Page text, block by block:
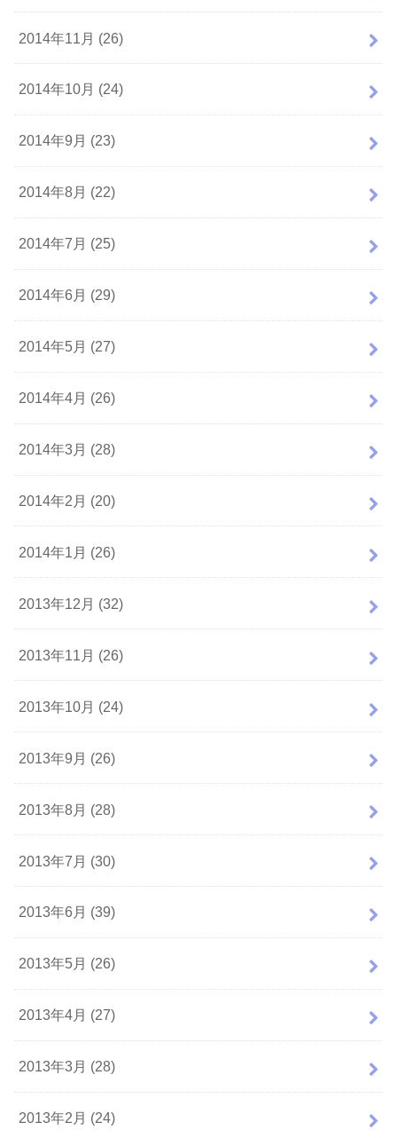
2014年11月 (26)
2014年10月 (24)
2014年9月 (23)
2014年8月 (22)
2014年7月 (25)
2014年6月 (29)
2014年5月 (27)
2014年4月 (26)
2014年3月 (28)
2014年2月 (20)
2014年1月 (26)
2013年12月 (32)
2013年11月 (26)
2013年10月 (24)
2013年9月 (26)
2013年8月 (28)
2013年7月 (30)
2013年6月 (39)
2013年5月 (26)
2013年4月 (27)
2013年3月 (28)
2013年2月 (24)